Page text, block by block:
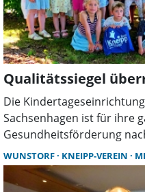
Qualitätssiegel
Die Kindertageseinrichtung
Sachsenhagen ist für ihre
Gesundheitsförderung
Kneipps ausgezeichnet
Bundes überreichten
einer feierlichen
WUNSTORF KNEIPP-VEREIN